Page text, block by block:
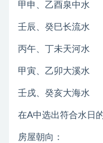
甲申、乙酉泉中水
壬辰、癸巳长流水
丙午、丁未天河水
甲寅、乙卯大溪水
壬戌、癸亥大海水
在A中选出符合水日
房屋朝向：